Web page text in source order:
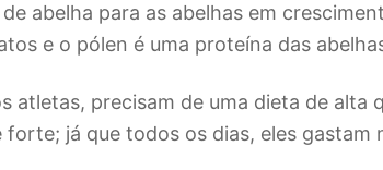
abelha para as abelhas em
e o pólen é uma proteína das
atletas, precisam de uma dieta de alta
forte; já que todos os dias, eles gastam